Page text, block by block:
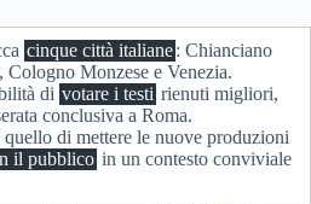
cinque città italiane: Chianciano
Monzese e Venezia.
di votare i testi rienuti migliori,
conclusiva a Roma.
di mettere le nuove produzioni
il pubblico in un contesto conviviale